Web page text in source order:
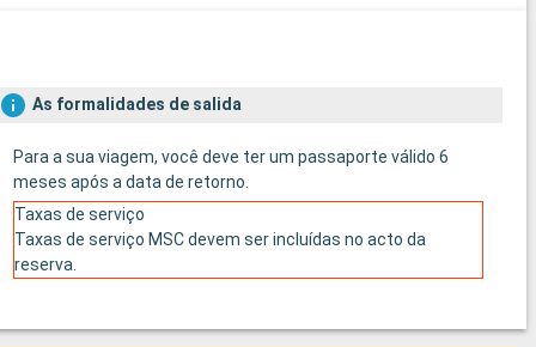
As formalidades de salida
Para a sua viagem, você deve ter um passaporte válido 6
meses após a data de retorno.
Taxas de serviço
Taxas de serviço MSC devem ser incluídas no acto da
reserva.